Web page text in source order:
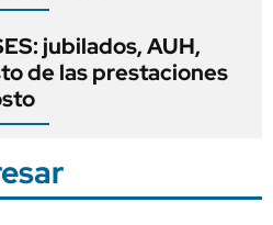
jubilados, AUH,
de las prestaciones